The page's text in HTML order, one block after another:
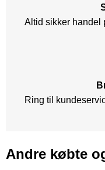
Altid sikker handel
Ring til
Andre købte